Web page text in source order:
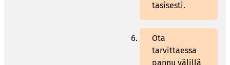
tasisesti.
Ota
tarvittaessa
pannu välillä